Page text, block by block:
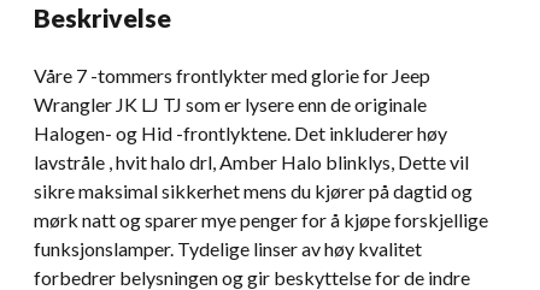
07-
Jeep
Wrangler
ubegrenset
JK
4
Dør
mengde
Beskrivelse
Våre 7 -tommers frontlykter med glorie for Jeep
Wrangler JK LJ TJ som er lysere enn de originale
Halogen- og Hid -frontlyktene. Det inkluderer høy
lavstråle , hvit halo drl, Amber Halo blinklys, Dette vil
sikre maksimal sikkerhet mens du kjører på dagtid og
mørk natt og sparer mye penger for å kjøpe forskjellige
funksjonslamper. Tydelige linser av høy kvalitet
forbedrer belysningen og gir beskyttelse for de indre